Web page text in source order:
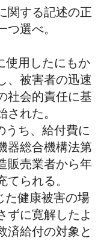
関する記述の正
選べ。
使用したにもか
、被害者の迅速
社会的責任に基
れた。
うち、給付費に
器総合機構法第
販売業者から年
られる。
た健康被害の場
ずに寛解したよ
済給付の対象と